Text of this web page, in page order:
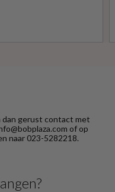
misschien in
dan gerust contact met
of op
naar 023-5282218.